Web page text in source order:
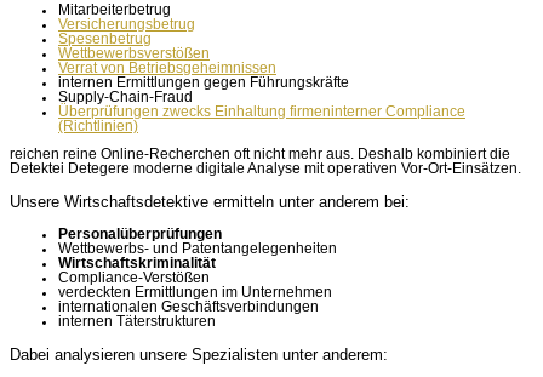
Mitarbeiterbetrug
Versicherungsbetrug
Spesenbetrug
Wettbewerbsverstößen
Verrat von Betriebsgeheimnissen
internen Ermittlungen gegen Führungskräfte
Supply-Chain-Fraud
Überprüfungen zwecks Einhaltung firmeninterner Compliance
(Richtlinien)
reichen reine Online-Recherchen oft nicht mehr aus. Deshalb kombiniert die
Detektei Detegere moderne digitale Analyse mit operativen Vor-Ort-Einsätzen.
Unsere Wirtschaftsdetektive ermitteln unter anderem bei:
Personalüberprüfungen
Wettbewerbs- und Patentangelegenheiten
Wirtschaftskriminalität
Compliance-Verstößen
verdeckten Ermittlungen im Unternehmen
internationalen Geschäftsverbindungen
internen Täterstrukturen
Dabei analysieren unsere Spezialisten unter anderem: